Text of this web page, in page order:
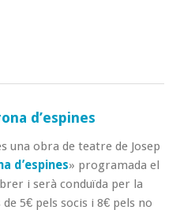
d’espines
una obra de teatre de Josep
d’espines» programada el
i serà conduïda per la
5€ pels socis i 8€ pels no